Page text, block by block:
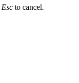
Esc to cancel.